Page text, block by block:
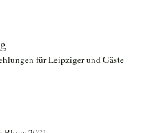
für Leipziger und Gäste